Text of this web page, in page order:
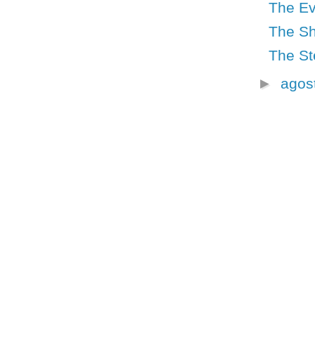
The
The
The
►